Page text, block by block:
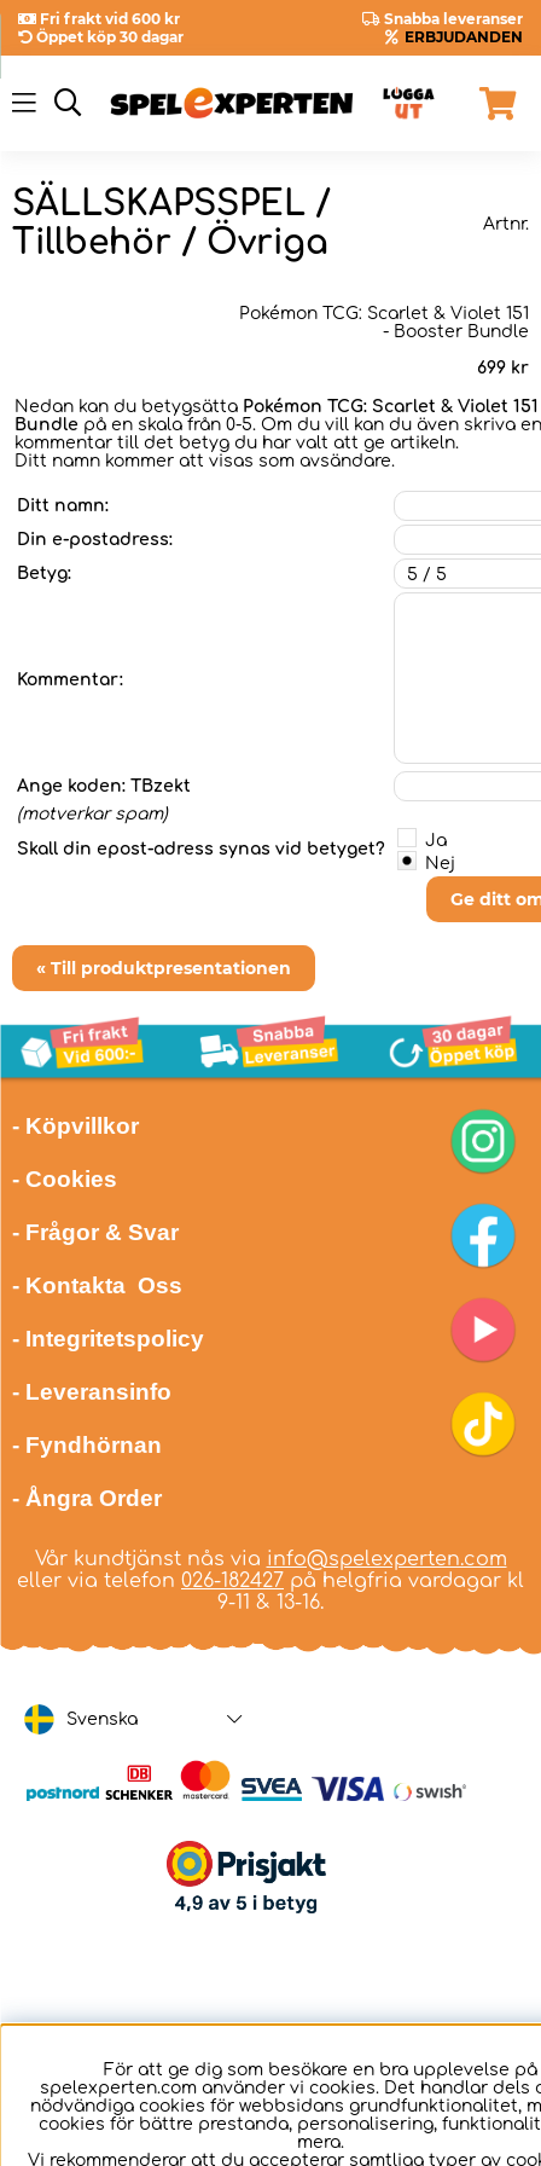
Fri frakt vid 600 kr
Snabba leveranser
Öppet köp 30 dagar
ERBJUDANDEN
SÄLLSKAPSSPEL /
Tillbehör / Övriga
Artnr.
Pokémon TCG: Scarlet & Violet 151
- Booster Bundle
699 kr
Nedan kan du betygsätta Pokémon TCG: Scarlet & Violet
Bundle på en skala från 0-5. Om du vill kan du även skriva en
kommentar till det betyg du har valt att ge artikeln.
Ditt namn kommer att visas som avsändare.
Ditt namn:
Din e-postadress:
Betyg:
Kommentar:
Ange koden: TBzekt
(motverkar spam)
Skall din epost-adress synas vid betyget?
Ja
Nej
Ge ditt
« Till produktpresentationen
- Köpvillkor
- Cookies
- Frågor & Svar
- Kontakta Oss
- Integritetspolicy
- Leveransinfo
- Fyndhörnan
- Ångra Order
Vår kundtjänst nås via info@spelexperten.com
eller via telefon 026-182427 på helgfria vardagar kl
9-11 & 13-16.
Svenska
För att ge dig som besökare en bra upplevelse på
spelexperten.com använder vi cookies. Det handlar dels
nödvändiga cookies för webbsidans grundfunktionalitet,
cookies för bättre prestanda, personalisering,
mera.
Vi rekommenderar att du accepterar samtliga typer av